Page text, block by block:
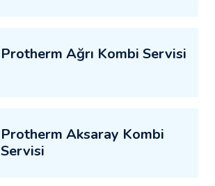
Protherm Ağrı Kombi Servisi
Protherm Aksaray Kombi
Servisi